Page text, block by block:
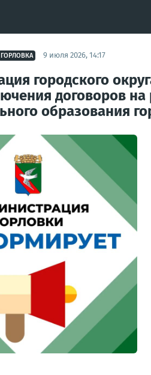
ГОРЛОВКА 9 июля 2026, 14:17
городского
договоров
образования